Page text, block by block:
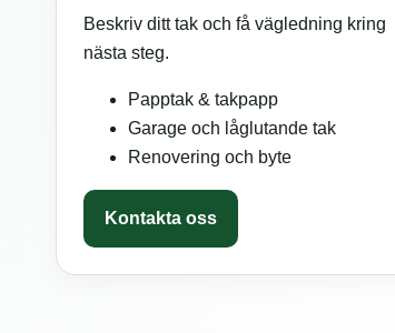
Beskriv ditt tak och få vägledning kring
nästa steg.
Papptak & takpapp
Garage och låglutande tak
Renovering och byte
Kontakta oss